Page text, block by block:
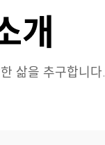
개
삶을 추구합니다.